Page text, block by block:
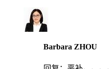
Barbara ZHOU